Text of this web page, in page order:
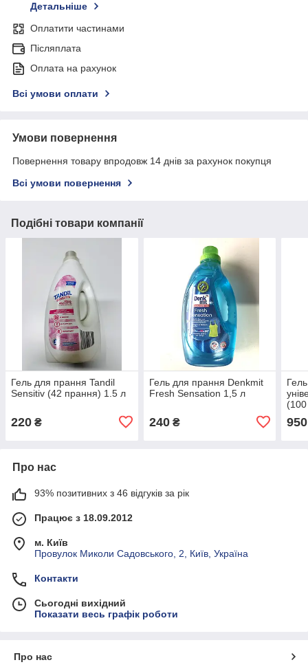
Детальніше
Оплатити частинами
Післяплата
Оплата на рахунок
Всі умови оплати
Умови повернення
Повернення товару впродовж 14 днів за рахунок покупця
Всі умови повернення
Подібні товари компанії
Гель для прання Tandil
Sensitiv (42 прання) 1.5 л
220 ₴
Гель для прання Denkmit
Fresh Sensation 1,5 л
240₴ 950
Про нас
93% позитивних з 46 відгуків за рік
Працює з 18.09.2012
м. Київ
Провулок Миколи Садовського, 2, Київ, Україна
Контакти
Сьогодні вихідний
Показати весь графік роботи
Про нас